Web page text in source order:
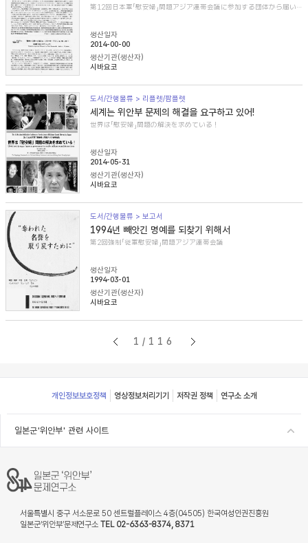
第12回日本軍「慰安婦」問題アジア連帯会議に参加する団体から届いた紹介文
생산일자
2014-00-00
생산기관(생산자)
시바요코
도서/간행물류 > 리플렛/팜플렛
세계는 위안부 문제의 해결을 요구하고 있어!
世界は「慰安婦」問題の解決を求めている！
생산일자
2014-05-31
생산기관(생산자)
시바요코
도서/간행물류 > 보고서
1994년 빼앗긴 명예를 되찾기 위해서
第2回強制「従軍慰安婦」問題アジア連帯会議
생산일자
1994-03-01
생산기관(생산자)
시바요코
1/116
Footer
개인정보보호정책 영상정보처리기기 저작권 정책 연구소 소개
일본군'위안부' 관련 사이트
서울특별시 중구 서소문로 50 센트럴플레이스 4층(04505) 한국여성인권진흥원
일본군‘위안부’문제연구소 TEL 02-6363-8374, 8371